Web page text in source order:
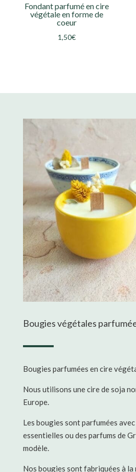
Fondant parfumé en cire
végétale en forme de
coeur
1,50€
Bougies végétales
Bougies parfumées en cire
Nous utilisons une cire de soja
Europe.
Les bougies sont parfumées
essentielles ou des parfums de
modèle.
Nos bougies sont fabriquées à